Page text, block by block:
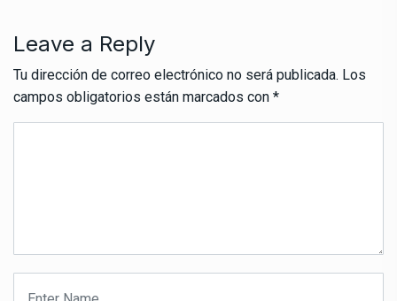
Leave a Reply
Tu dirección de correo electrónico no será publicada. Los
campos obligatorios están marcados con *